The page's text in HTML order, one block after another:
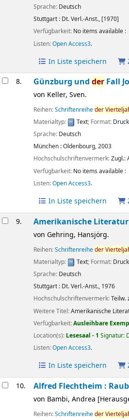
Sprache: Deutsch
Stuttgart : Dt. Verl.-Anst., [1970]
Verfügbarkeit: No items available :
Listen:Open Access3.
In Liste speichern
8.
Günzburg undder Fall
von Keller, Sven.
Reihen:Schriftenreiheder
Materialtyp:
Text; Format: Druck
Sprache: Deutsch
München :Oldenbourg,2003
Hochschulschriftenvermerk:Zugl.:
Verfügbarkeit: No items available :
Listen:Open Access3.
In Liste speichern
9. Amerikanische
von Gehring, Hansjörg.
Reihen:Schriftenreiheder
Materialtyp:
Text; Format: Druck
Sprache: Deutsch
Stuttgart : Dt. Verl.-Anst., 1976
Hochschulschriftenvermerk:Teilw.
Weitere Titel:Amerikanische
Verfügbarkeit:Ausleihbare
Location(s): Lesesaal - 1Signatur:
Listen:Open Access3.
In Liste speichern
10. Alfred Flechtheim :
von Bambi, Andrea
Reihen:Schriftenreiheder